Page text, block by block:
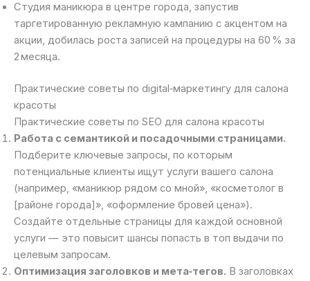
Студия маникюра в центре города, запустив
таргетированную рекламную кампанию с акцентом на
акции, добилась роста записей на процедуры на 60 % за
2 месяца.
Практические советы по digital‑маркетингу для салона
красоты
Практические советы по SEO для салона красоты
Работа с семантикой и посадочными страницами.
Подберите ключевые запросы, по которым
потенциальные клиенты ищут услуги вашего салона
(например, «маникюр рядом со мной», «косметолог в
[районе города]», «оформление бровей цена»).
Создайте отдельные страницы для каждой основной
услуги — это повысит шансы попасть в топ выдачи по
целевым запросам.
Оптимизация заголовков и мета‑тегов. В заголовках